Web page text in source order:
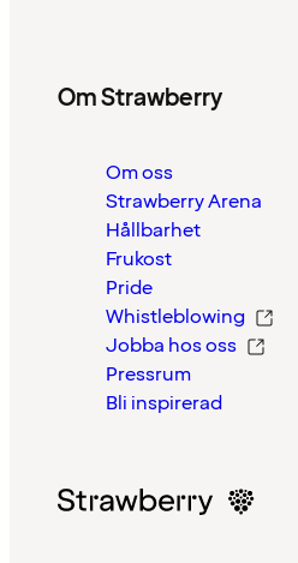
Om Strawberry
Om oss
Strawberry Arena
Hållbarhet
Frukost
Pride
Whistleblowing
Jobba hos oss
Pressrum
Bli inspirerad